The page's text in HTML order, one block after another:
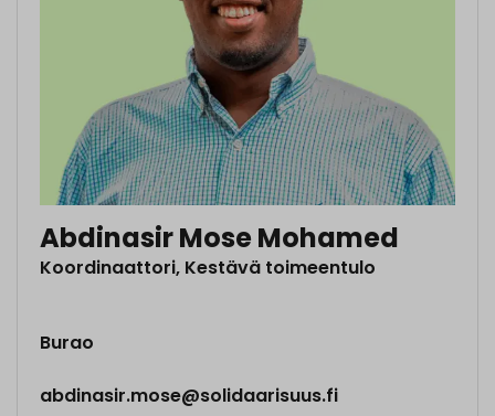
Abdinasir Mose Mohamed
Koordinaattori, Kestävä toimeentulo
Burao
abdinasir.mose@solidaarisuus.fi